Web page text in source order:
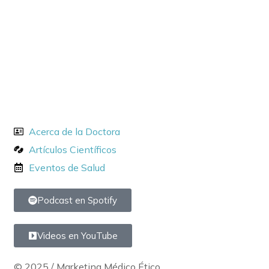
Acerca de la Doctora
Artículos Científicos
Eventos de Salud
Podcast en Spotify
Videos en YouTube